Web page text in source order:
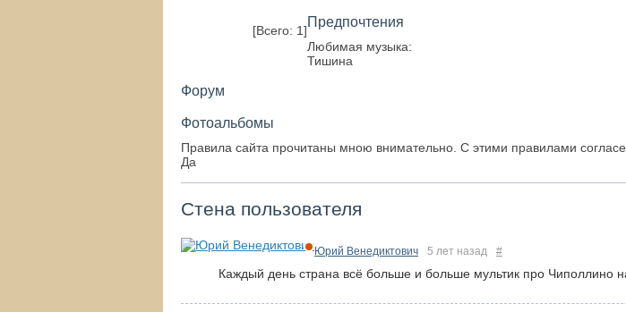
[Всего: 1]
Предпочтения
Любимая музыка:
Тишина
Форум
Фотоальбомы
Правила сайта прочитаны мною внимательно. С этими правилами
Да
Стена пользователя
Юрий Венедиктович 5 лет назад #
Каждый день страна всё больше и больше мультик про Чиполлино